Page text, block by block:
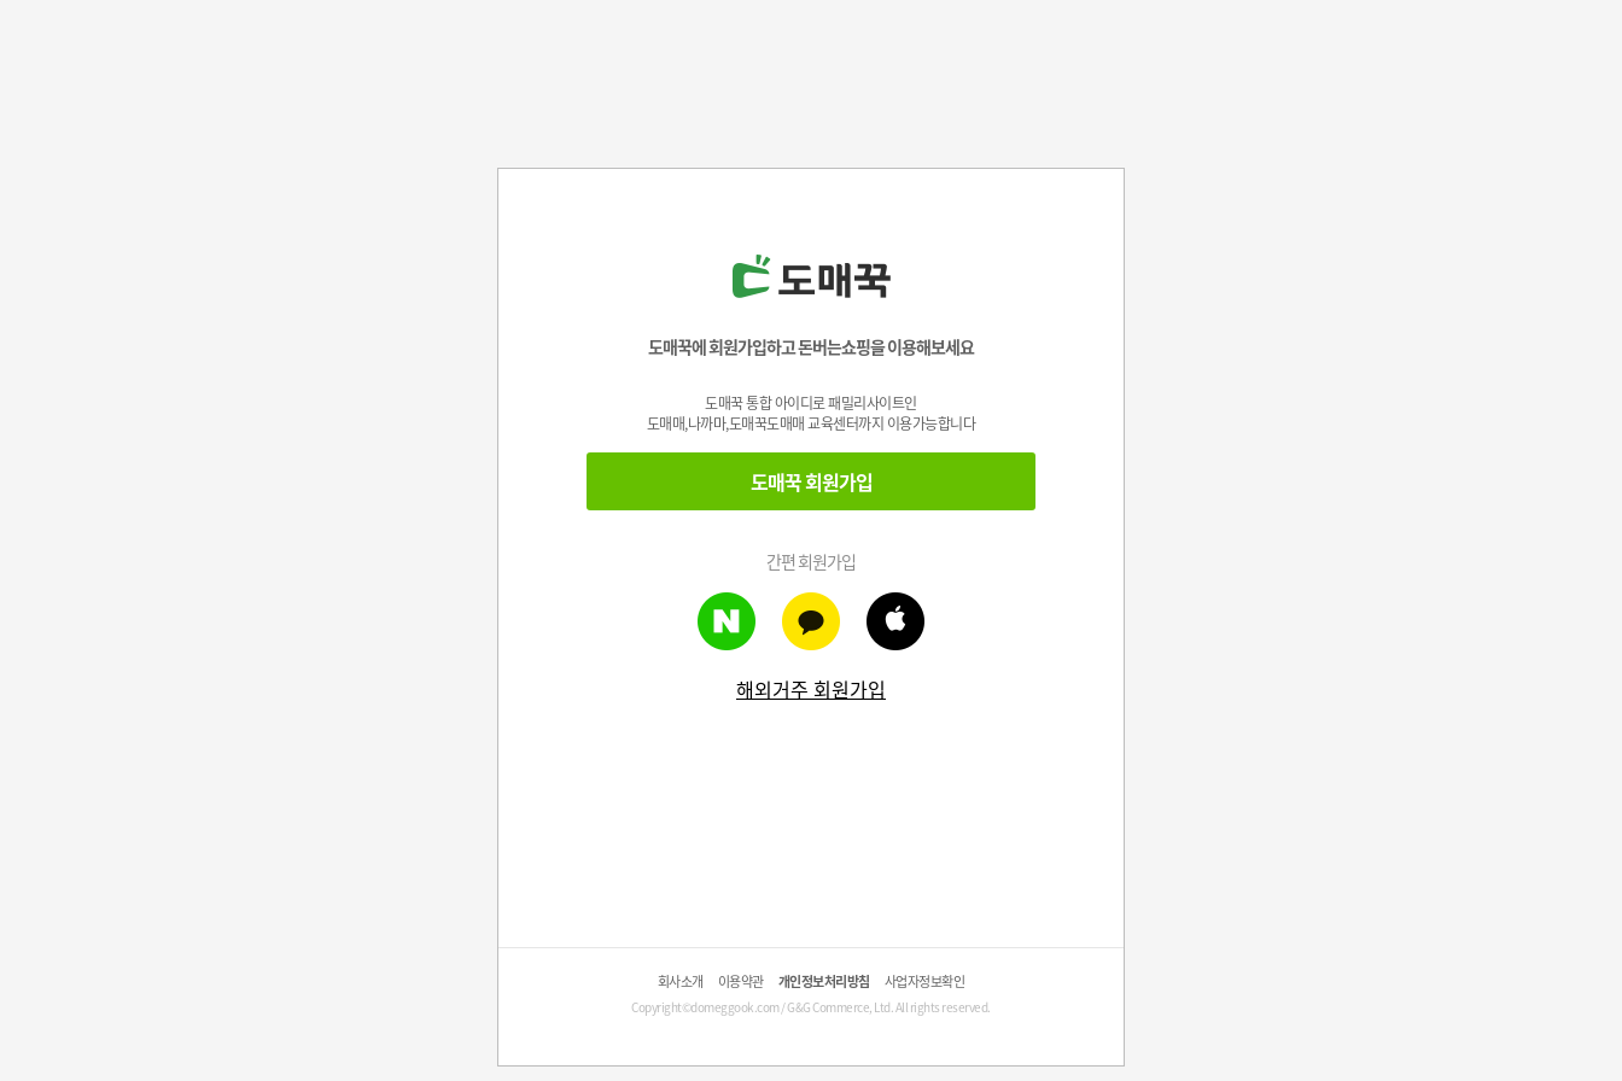
도매꾹에 회원가입하고 돈버는쇼핑을 이용해보세요
도매꾹 통합 아이디로 패밀리사이트인
도매매,나까마,도매꾹도매매 교육센터까지 이용가능합니다
도매꾹 회원가입
간편 회원가입
해외거주 회원가입
회사소개 이용약관 개인정보처리방침 사업자정보확인
Copyright©domeggook.com / G&G Commerce, Ltd. All rights reserved.